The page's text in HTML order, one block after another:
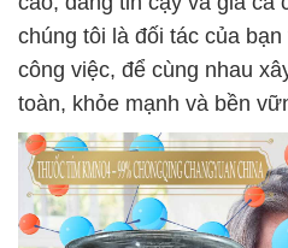
chúng tôi là đối tác của
công việc, để cùng nhau
toàn, khỏe mạnh và bền